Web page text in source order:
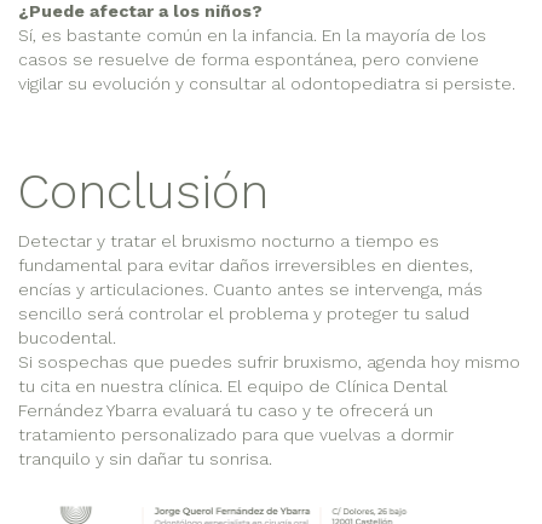
¿Puede afectar a los niños?
Sí, es bastante común en la infancia. En la mayoría de los
casos se resuelve de forma espontánea, pero conviene
vigilar su evolución y consultar al odontopediatra si persiste.
Conclusión
Detectar y tratar el bruxismo nocturno a tiempo es
fundamental para evitar daños irreversibles en dientes,
encías y articulaciones. Cuanto antes se intervenga, más
sencillo será controlar el problema y proteger tu salud
bucodental.
Si sospechas que puedes sufrir bruxismo, agenda hoy mismo
tu cita en nuestra clínica. El equipo de Clínica Dental
Fernández Ybarra evaluará tu caso y te ofrecerá un
tratamiento personalizado para que vuelvas a dormir
tranquilo y sin dañar tu sonrisa.